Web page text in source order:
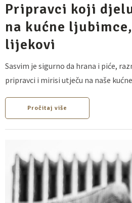
Pripravci koji
na kućne
lijekovi
Sasvim je sigurno da hrana i piće,
pripravci i mirisi utječu na naše
Pročitaj više